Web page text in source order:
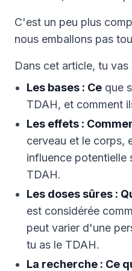
C'est un peu plus
nous emballons pas
Dans cet article, tu vas
Les bases : Ce que
TDAH, et comment
Les effets :
cerveau et le corps,
influence potentielle
TDAH.
Les doses sûres :
est considérée
peut varier d'une
tu as le TDAH.
La recherche : Ce